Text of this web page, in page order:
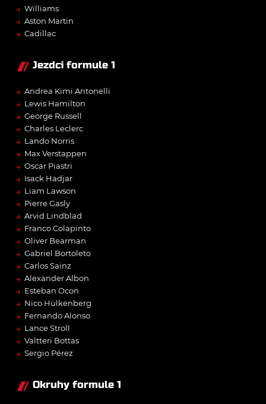
→ Williams
→ Aston Martin
→ Cadillac
Jezdci formule 1
→ Andrea Kimi Antonelli
→ Lewis Hamilton
→ George Russell
→ Charles Leclerc
→ Lando Norris
→ Max Verstappen
→ Oscar Piastri
→ Isack Hadjar
→ Liam Lawson
→ Pierre Gasly
→ Arvid Lindblad
→ Franco Colapinto
→ Oliver Bearman
→ Gabriel Bortoleto
→ Carlos Sainz
→ Alexander Albon
→ Esteban Ocon
→ Nico Hülkenberg
→ Fernando Alonso
→ Lance Stroll
→ Valtteri Bottas
→ Sergio Pérez
Okruhy formule 1